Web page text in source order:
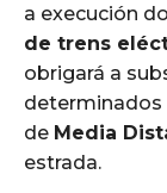
a execución
de trens
obrigará a
determinados
de Media
estrada.